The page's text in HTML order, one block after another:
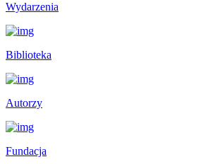
Wydarzenia
Biblioteka
Autorzy
Fundacja